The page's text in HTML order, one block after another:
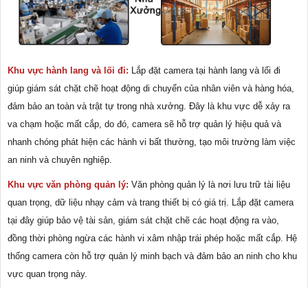
Khu vực hành lang và lối đi: Lắp đặt camera tại hành lang và lối đi
giúp giám sát chặt chẽ hoạt động di chuyển của nhân viên và hàng hóa,
đảm bảo an toàn và trật tự trong nhà xưởng. Đây là khu vực dễ xảy ra
va chạm hoặc mất cắp, do đó, camera sẽ hỗ trợ quản lý hiệu quả và
nhanh chóng phát hiện các hành vi bất thường, tạo môi trường làm việc
an ninh và chuyên nghiệp.
Khu vực văn phòng quản lý: Văn phòng quản lý là nơi lưu trữ tài liệu
quan trọng, dữ liệu nhạy cảm và trang thiết bị có giá trị. Lắp đặt camera
tại đây giúp bảo vệ tài sản, giám sát chặt chẽ các hoạt động ra vào,
đồng thời phòng ngừa các hành vi xâm nhập trái phép hoặc mất cắp. Hệ
thống camera còn hỗ trợ quản lý minh bạch và đảm bảo an ninh cho khu
vực quan trọng này.